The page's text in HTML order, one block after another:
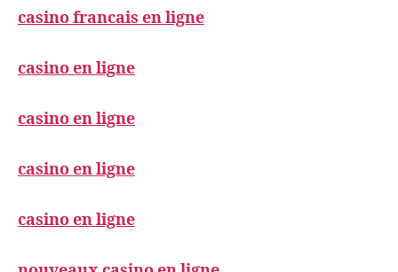
casino francais en ligne
casino en ligne
casino en ligne
casino en ligne
casino en ligne